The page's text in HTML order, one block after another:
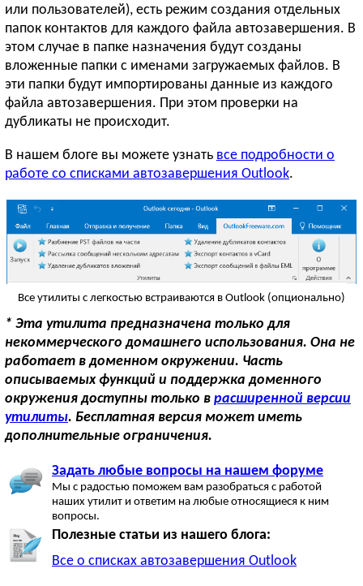
или пользователей), есть режим создания отдельных
папок контактов для каждого файла автозавершения. В
этом случае в папке назначения будут созданы
вложенные папки с именами загружаемых файлов. В
эти папки будут импортированы данные из каждого
файла автозавершения. При этом проверки на
дубликаты не происходит.
В нашем блоге вы можете узнать все подробности о
работе со списками автозавершения Outlook.
Все утилиты с легкостью встраиваются в Outlook (опционально)
* Эта утилита предназначена только для
некоммерческого домашнего использования. Она не
работает в доменном окружении. Часть
описываемых функций и поддержка доменного
окружения доступны только в расширенной версии
утилиты. Бесплатная версия может иметь
дополнительные ограничения.
Задать любые вопросы на нашем форуме
Мы с радостью поможем вам разобраться с работой
наших утилит и ответим на любые относящиеся к ним
вопросы.
Полезные статьи из нашего блога:
Все о списках автозавершения Outlook